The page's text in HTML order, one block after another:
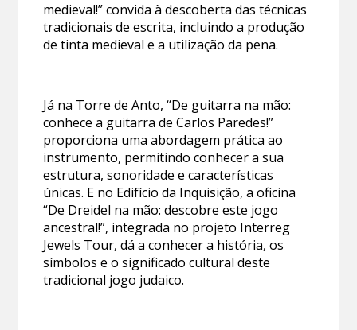
medieval!” convida à descoberta das técnicas
tradicionais de escrita, incluindo a produção
de tinta medieval e a utilização da pena.
Já na Torre de Anto, “De guitarra na mão:
conhece a guitarra de Carlos Paredes!”
proporciona uma abordagem prática ao
instrumento, permitindo conhecer a sua
estrutura, sonoridade e características
únicas. E no Edifício da Inquisição, a oficina
“De Dreidel na mão: descobre este jogo
ancestral!”, integrada no projeto Interreg
Jewels Tour, dá a conhecer a história, os
símbolos e o significado cultural deste
tradicional jogo judaico.